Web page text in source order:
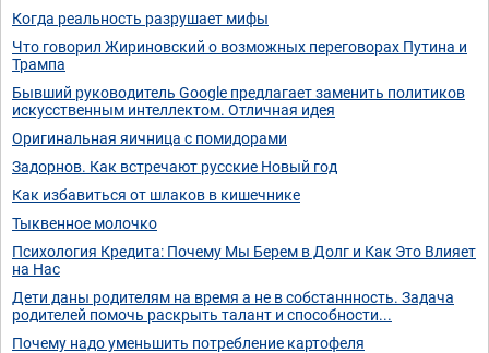
Когда реальность разрушает мифы
Что говорил Жириновский о возможных переговорах Путина и
Трампа
Бывший руководитель Google предлагает заменить политиков
искусственным интеллектом. Отличная идея
Оригинальная яичница с помидорами
Задорнов. Как встречают русские Новый год
Как избавиться от шлаков в кишечнике
Тыквенное молочко
Психология Кредита: Почему Мы Берем в Долг и Как Это Влияет
на Нас
Дети даны родителям на время а не в собстаннность. Задача
родителей помочь раскрыть талант и способности...
Почему надо уменьшить потребление картофеля